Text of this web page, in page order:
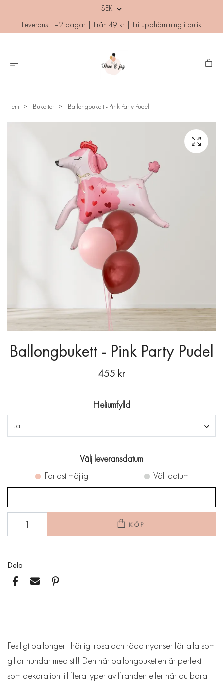
SEK
Leverans 1–2 dagar | Från 49 kr | Fri upphämtning i butik
Hem Buketter Ballongbukett - Pink Party Pudel
Ballongbukett - Pink Party Pudel
455 kr
Heliumfylld
Ja
Välj leveransdatum
Fortast möjligt
Välj datum
KÖP
Dela
Festligt ballonger i härligt rosa och röda nyanser för alla som
gillar hundar med stil! Den här ballongbuketten är perfekt
som dekoration till flera typer av firanden eller när du bara